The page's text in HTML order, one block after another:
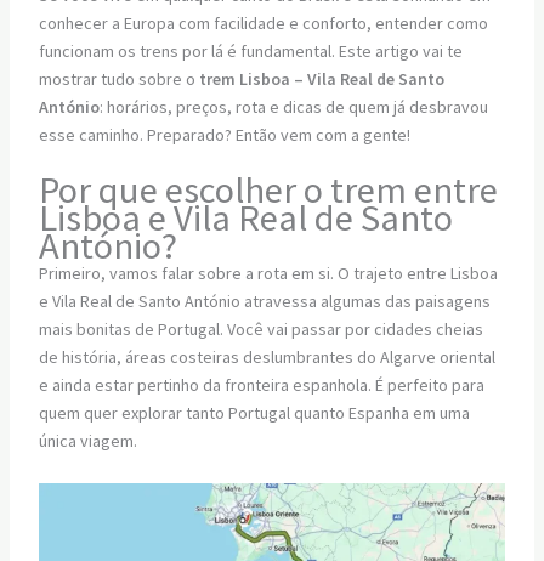
conhecer a Europa com facilidade e conforto, entender como
funcionam os trens por lá é fundamental. Este artigo vai te
mostrar tudo sobre o trem Lisboa – Vila Real de Santo
António: horários, preços, rota e dicas de quem já desbravou
esse caminho. Preparado? Então vem com a gente!
Por que escolher o trem entre
Lisboa e Vila Real de Santo
António?
Primeiro, vamos falar sobre a rota em si. O trajeto entre Lisboa
e Vila Real de Santo António atravessa algumas das paisagens
mais bonitas de Portugal. Você vai passar por cidades cheias
de história, áreas costeiras deslumbrantes do Algarve oriental
e ainda estar pertinho da fronteira espanhola. É perfeito para
quem quer explorar tanto Portugal quanto Espanha em uma
única viagem.